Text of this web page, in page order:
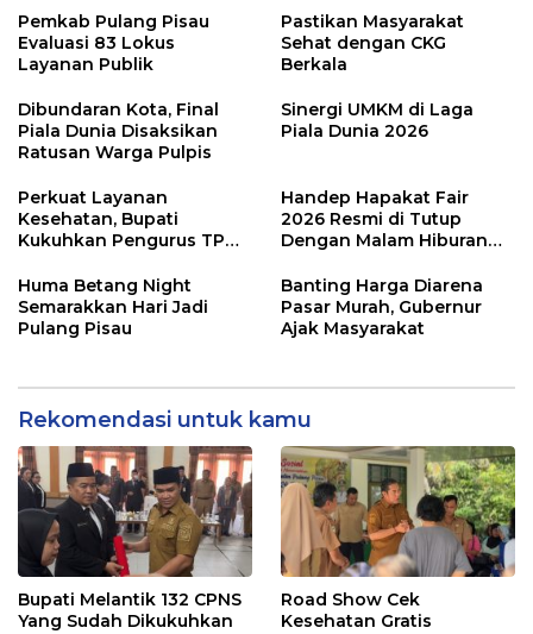
Pemkab Pulang Pisau
Evaluasi 83 Lokus
Layanan Publik
Pastikan Masyarakat
Sehat dengan CKG
Berkala
Dibundaran Kota, Final
Piala Dunia Disaksikan
Ratusan Warga Pulpis
Sinergi UMKM di Laga
Piala Dunia 2026
Perkuat Layanan
Kesehatan, Bupati
Kukuhkan Pengurus TP
Handep Hapakat Fair
2026 Resmi di Tutup
Dengan Malam Hiburan
Huma Betang Night
Semarakkan Hari Jadi
Pulang Pisau
Banting Harga Diarena
Pasar Murah, Gubernur
Ajak Masyarakat
Rekomendasi untuk kamu
Bupati Melantik 132 CPNS
Yang Sudah Dikukuhkan
Road Show Cek
Kesehatan Gratis